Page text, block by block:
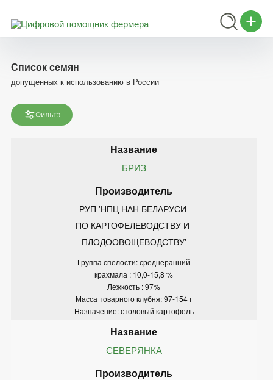
Список семян
допущенных к использованию в России
Фильтр
БРИЗ
РУП 'НПЦ НАН БЕЛАРУСИ
ПО КАРТОФЕЛЕВОДСТВУ И
ПЛОДООВОЩЕВОДСТВУ'
Группа спелости: среднеранний
крахмала : 10,0-15,8 %
Лежкость : 97%
Масса товарного клубня: 97-154 г
Назначение: столовый картофель
СЕВЕРЯНКА